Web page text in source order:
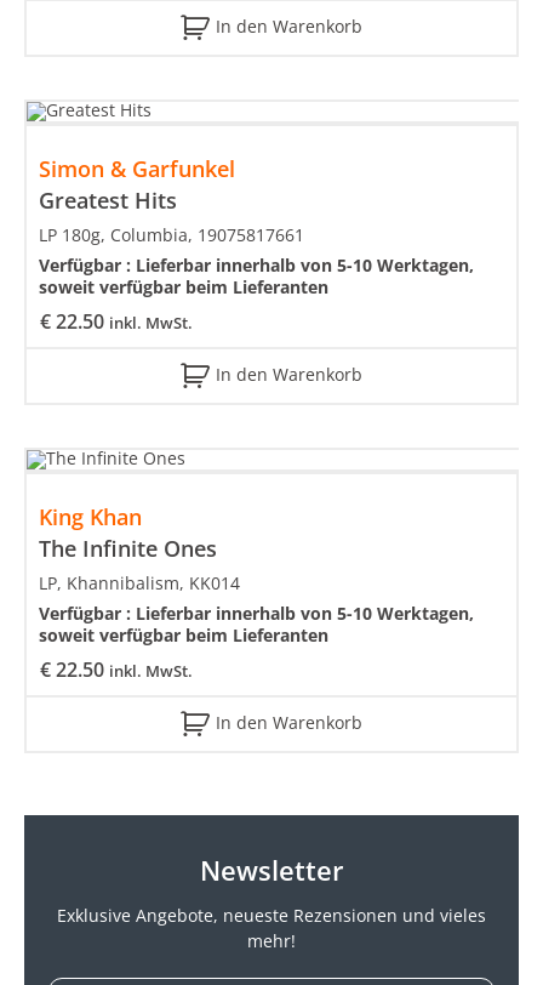
In den Warenkorb
Simon & Garfunkel
Greatest Hits
€22.50 inkl. MwSt.
LP 180g, Columbia, 19075817661
Verfügbar : Lieferbar innerhalb von 5-10 Werktagen,
soweit verfügbar beim Lieferanten
In den Warenkorb
King Khan
The Infinite Ones
€22.50 inkl. MwSt.
LP, Khannibalism, KK014
Verfügbar : Lieferbar innerhalb von 5-10 Werktagen,
soweit verfügbar beim Lieferanten
In den Warenkorb
Newsletter
Exklusive Angebote, neueste Rezensionen und vieles
mehr!